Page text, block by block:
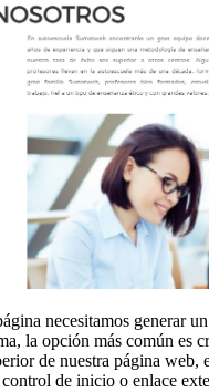
necesitamos generar
la opción más común es
de nuestra página web,
control de inicio o enlace